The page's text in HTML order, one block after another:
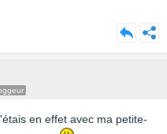
en effet avec ma petite-